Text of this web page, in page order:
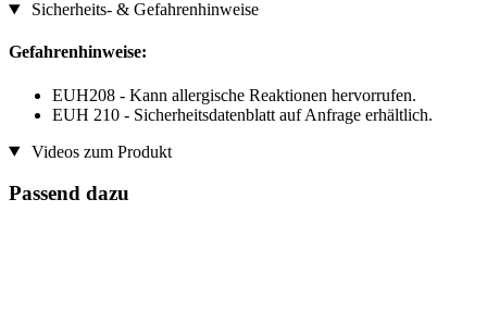
Sicherheits- & Gefahrenhinweise
Gefahrenhinweise:
EUH208 - Kann allergische Reaktionen hervorrufen.
EUH 210 - Sicherheitsdatenblatt auf Anfrage erhältlich.
Videos zum Produkt
Passend dazu